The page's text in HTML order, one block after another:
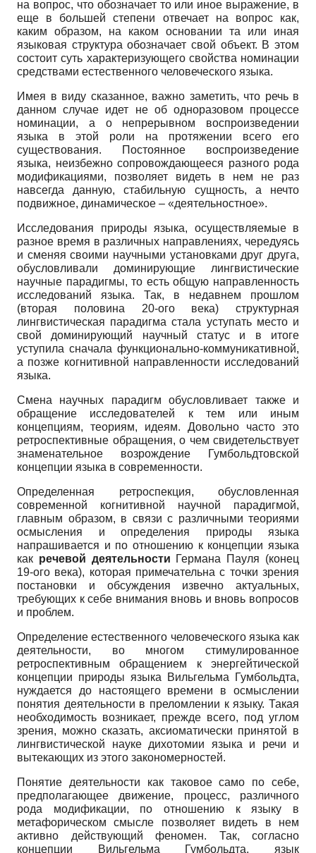
на вопрос, что обозначает то или иное выражение, в
еще в большей степени отвечает на вопрос как,
каким образом, на каком основании та или иная
языковая структура обозначает свой объект. В этом
состоит суть характеризующего свойства номинации
средствами естественного человеческого языка.
Имея в виду сказанное, важно заметить, что речь в
данном случае идет не об одноразовом процессе
номинации, а о непрерывном воспроизведении
языка в этой роли на протяжении всего его
существования. Постоянное воспроизведение
языка, неизбежно сопровождающееся разного рода
модификациями, позволяет видеть в нем не раз
навсегда данную, стабильную сущность, а нечто
подвижное, динамическое – «деятельностное».
Исследования природы языка, осуществляемые в
разное время в различных направлениях, чередуясь
и сменяя своими научными установками друг друга,
обусловливали доминирующие лингвистические
научные парадигмы, то есть общую направленность
исследований языка. Так, в недавнем прошлом
(вторая половина 20-ого века) структурная
лингвистическая парадигма стала уступать место и
свой доминирующий научный статус и в итоге
уступила сначала функционально-коммуникативной,
а позже когнитивной направленности исследований
языка.
Смена научных парадигм обусловливает также и
обращение исследователей к тем или иным
концепциям, теориям, идеям. Довольно часто это
ретроспективные обращения, о чем свидетельствует
знаменательное возрождение Гумбольдтовской
концепции языка в современности.
Определенная ретроспекция, обусловленная
современной когнитивной научной парадигмой,
главным образом, в связи с различными теориями
осмысления и определения природы языка
напрашивается и по отношению к концепции языка
как речевой деятельности Германа Пауля (конец
19-ого века), которая примечательна с точки зрения
постановки и обсуждения извечно актуальных,
требующих к себе внимания вновь и вновь вопросов
и проблем.
Определение естественного человеческого языка как
деятельности, во многом стимулированное
ретроспективным обращением к энергейтической
концепции природы языка Вильгельма Гумбольдта,
нуждается до настоящего времени в осмыслении
понятия деятельности в преломлении к языку. Такая
необходимость возникает, прежде всего, под углом
зрения, можно сказать, аксиоматически принятой в
лингвистической науке дихотомии языка и речи и
вытекающих из этого закономерностей.
Понятие деятельности как таковое само по себе,
предполагающее движение, процесс, различного
рода модификации, по отношению к языку в
метафорическом смысле позволяет видеть в нем
активно действующий феномен. Так, согласно
концепции Вильгельма Гумбольдта, язык